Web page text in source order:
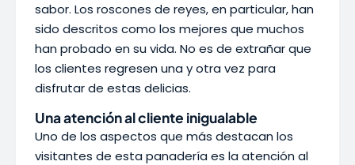
sabor. Los roscones de reyes, en particular, han
sido descritos como los mejores que muchos
han probado en su vida. No es de extrañar que
los clientes regresen una y otra vez para
disfrutar de estas delicias.
Una atención al cliente inigualable
Uno de los aspectos que más destacan los
visitantes de esta panadería es la atención al